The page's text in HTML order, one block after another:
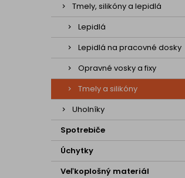
Tmely, silikóny a lepidlá
Lepidlá
Lepidlá na pracovné dosky
Opravné vosky a fixy
Tmely a silikóny
Uholníky
Spotrebiče
Úchytky
Veľkoplošný materiál